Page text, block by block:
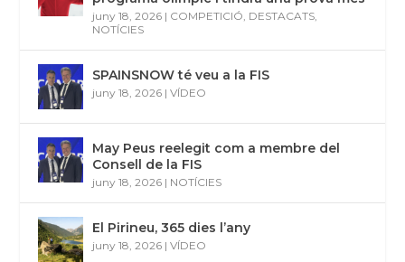
juny 18, 2026 | COMPETICIÓ, DESTACATS,
NOTÍCIES
SPAINSNOW té veu a la FIS
juny 18, 2026 |VÍDEO
May Peus reelegit com a membre del
Consell de la FIS
juny 18, 2026 | NOTÍCIES
El Pirineu, 365 dies l’any
juny 18, 2026 |VÍDEO